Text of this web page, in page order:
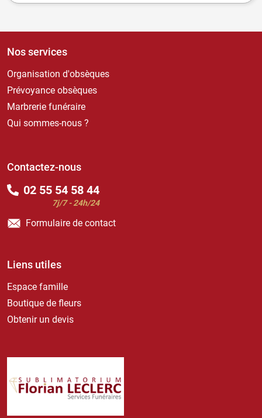
Nos services
Organisation d'obsèques
Prévoyance obsèques
Marbrerie funéraire
Qui sommes-nous ?
Contactez-nous
02 55 54 58 44
7j/7 - 24h/24
Formulaire de contact
Liens utiles
Espace famille
Boutique de fleurs
Obtenir un devis